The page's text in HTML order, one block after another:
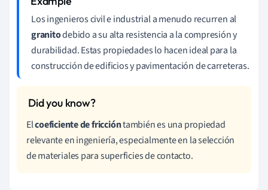
Los ingenieros civil e industrial a menudo recurren al
granitodebido a su alta resistencia a la compresión y
durabilidad. Estas propiedades lo hacen ideal para la
construcción de edificios y pavimentación de carreteras.
Elcoeficiente de friccióntambién es una propiedad
relevante en ingeniería, especialmente en la selección
de materiales para superficies de contacto.